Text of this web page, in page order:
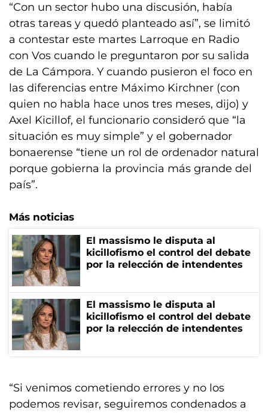
“Con un sector hubo una discusión, había
otras tareas y quedó planteado así”, se limitó
a contestar este martes Larroque en Radio
con Vos cuando le preguntaron por su salida
de La Cámpora. Y cuando pusieron el foco en
las diferencias entre Máximo Kirchner (con
quien no habla hace unos tres meses, dijo) y
Axel Kicillof, el funcionario consideró que “la
situación es muy simple” y el gobernador
bonaerense “tiene un rol de ordenador natural
porque gobierna la provincia más grande del
país”.
Más noticias
El massismo le disputa al
kicillofismo el control del debate
por la relección de intendentes
El massismo le disputa al
kicillofismo el control del debate
por la relección de intendentes
“Si venimos cometiendo errores y no los
podemos revisar, seguiremos condenados a